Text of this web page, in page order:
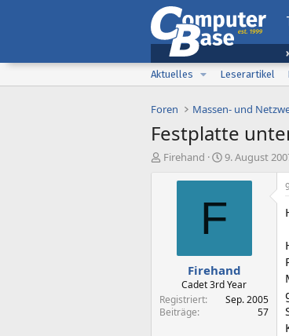
Aktuelles
Leserartikel
Foren Massen- und
Festplatte
E
Firehand
E
s
t
a
m
9. August
F
Firehand
Cadet 3rd Year
Registriert
Sep. 2005
Beiträge
57